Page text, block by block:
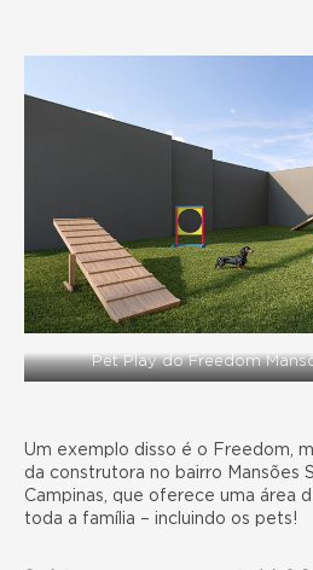
Pet Play do Freedom
Um exemplo disso é o Freedom,
da construtora no bairro Mansões
Campinas, que oferece uma área
toda a família – incluindo os pets!